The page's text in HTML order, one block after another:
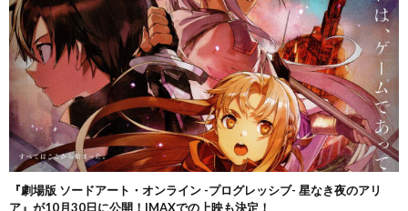
『劇場版 ソードアート・オンライン -プログレッシブ- 星なき夜のアリ
ア』が10月30日に公開！IMAXでの上映も決定！